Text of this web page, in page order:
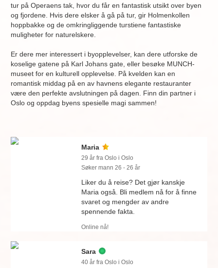
tur på Operaens tak, hvor du får en fantastisk utsikt over byen
og fjordene. Hvis dere elsker å gå på tur, gir Holmenkollen
hoppbakke og de omkringliggende turstiene fantastiske
muligheter for naturelskere.
Er dere mer interessert i byopplevelser, kan dere utforske de
koselige gatene på Karl Johans gate, eller besøke MUNCH-
museet for en kulturell opplevelse. På kvelden kan en
romantisk middag på en av havnens elegante restauranter
være den perfekte avslutningen på dagen. Finn din partner i
Oslo og oppdag byens spesielle magi sammen!
Maria
29 år fra Oslo i Oslo
Søker mann 26 - 26 år
Liker du å reise? Det gjør kanskje
Maria også. Bli medlem nå for å finne
svaret og mengder av andre
spennende fakta.
Online nå!
Sara
40 år fra Oslo i Oslo